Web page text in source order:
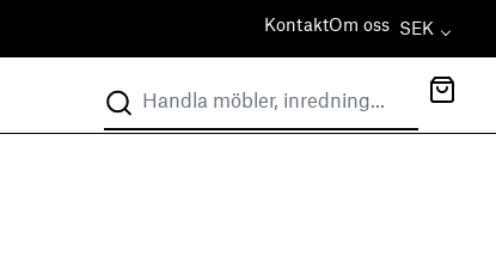
KontaktOm oss SEK